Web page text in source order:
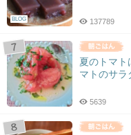
BLOG 137789
夏のトマト
マトのサラ
5639